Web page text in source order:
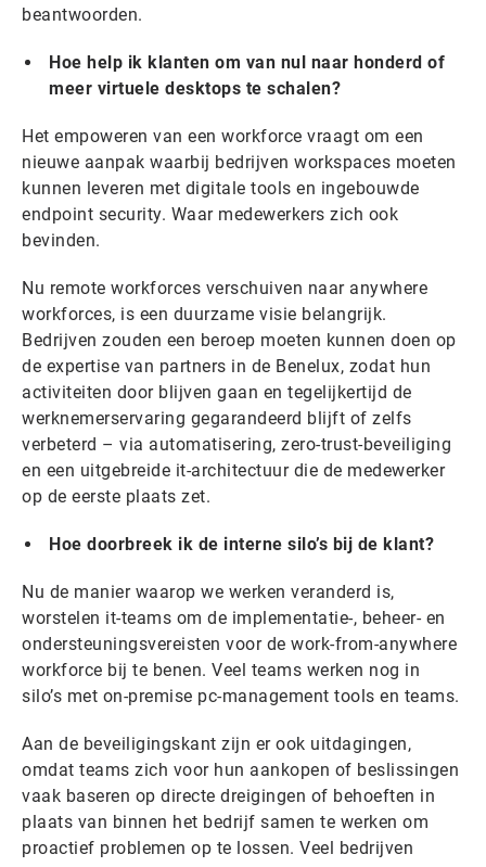
beantwoorden.
Hoe help ik klanten om van nul naar honderd of
meer virtuele desktops te schalen?
Het empoweren van een workforce vraagt om een
nieuwe aanpak waarbij bedrijven workspaces moeten
kunnen leveren met digitale tools en ingebouwde
endpoint security. Waar medewerkers zich ook
bevinden.
Nu remote workforces verschuiven naar anywhere
workforces, is een duurzame visie belangrijk.
Bedrijven zouden een beroep moeten kunnen doen op
de expertise van partners in de Benelux, zodat hun
activiteiten door blijven gaan en tegelijkertijd de
werknemerservaring gegarandeerd blijft of zelfs
verbeterd – via automatisering, zero-trust-beveiliging
en een uitgebreide it-architectuur die de medewerker
op de eerste plaats zet.
Hoe doorbreek ik de interne silo’s bij de klant?
Nu de manier waarop we werken veranderd is,
worstelen it-teams om de implementatie-, beheer- en
ondersteuningsvereisten voor de work-from-anywhere
workforce bij te benen. Veel teams werken nog in
silo’s met on-premise pc-management tools en teams.
Aan de beveiligingskant zijn er ook uitdagingen,
omdat teams zich voor hun aankopen of beslissingen
vaak baseren op directe dreigingen of behoeften in
plaats van binnen het bedrijf samen te werken om
proactief problemen op te lossen. Veel bedrijven